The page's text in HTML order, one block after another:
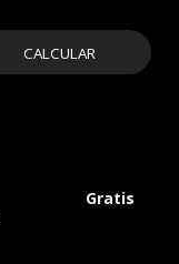
CALCULAR
Gratis